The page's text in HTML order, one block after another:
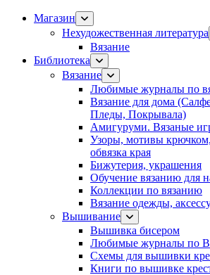
Магазин
Нехудожественная литература
Вязание
Библиотека
Вязание
Любимые журналы по
Вязание для дома
Пледы, Покрывала)
Амигуруми. Вязаные
Узоры, мотивы
обвязка края
Бижутерия, украшения
Обучение вязанию для
Коллекции по вязанию
Вязание одежды,
Вышивание
Вышивка бисером
Любимые журналы по
Схемы для вышивки
Книги по вышивке